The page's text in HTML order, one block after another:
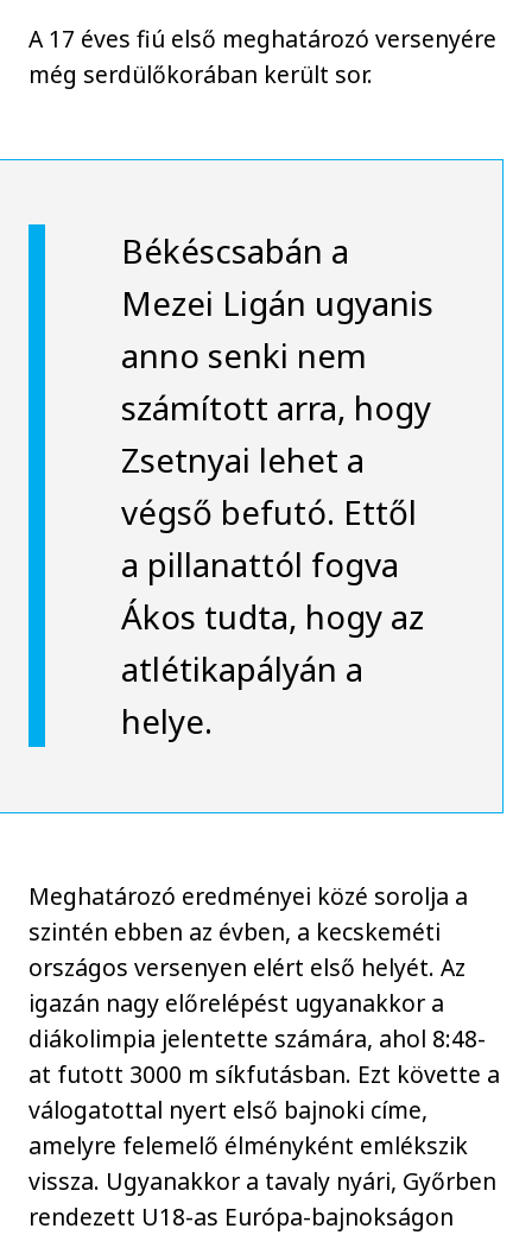
A 17 éves fiú első meghatározó versenyére
még serdülőkorában került sor.
Békéscsabán a
Mezei Ligán ugyanis
anno senki nem
számított arra, hogy
Zsetnyai lehet a
végső befutó. Ettől
a pillanattól fogva
Ákos tudta, hogy az
atlétikapályán a
helye.
Meghatározó eredményei közé sorolja a
szintén ebben az évben, a kecskeméti
országos versenyen elért első helyét. Az
igazán nagy előrelépést ugyanakkor a
diákolimpia jelentette számára, ahol 8:48-
at futott 3000 m síkfutásban. Ezt követte a
válogatottal nyert első bajnoki címe,
amelyre felemelő élményként emlékszik
vissza. Ugyanakkor a tavaly nyári, Győrben
rendezett U18-as Európa-bajnokságon